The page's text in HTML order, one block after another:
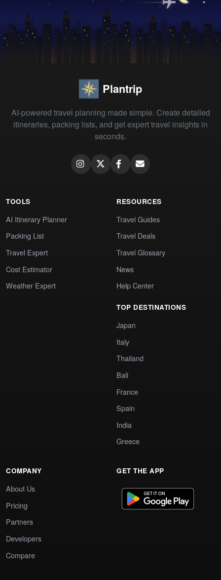
Plantrip
AI-powered travel planning made simple. Create detailed
itineraries, packing lists, and get expert travel insights in
seconds.
TOOLS
AI Itinerary Planner
Packing List
Travel Expert
Cost Estimator
Weather Expert
RESOURCES
Travel Guides
Travel Deals
Travel Glossary
News
Help Center
TOP DESTINATIONS
Japan
Italy
Thailand
Bali
France
Spain
India
Greece
COMPANY
About Us
Pricing
Partners
Developers
Compare
GET THE APP